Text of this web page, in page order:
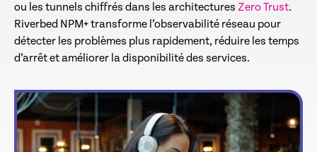
ou les tunnels chiffrés dans les architectures Zero Trust.
Riverbed NPM+ transforme l’observabilité réseau pour
détecter les problèmes plus rapidement, réduire les temps
d’arrêt et améliorer la disponibilité des services.